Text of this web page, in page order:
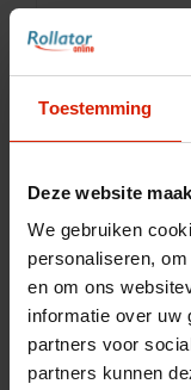
Toestemming
Deze website
We gebruiken
personaliseren,
en om ons
informatie over uw
partners voor
partners kunnen